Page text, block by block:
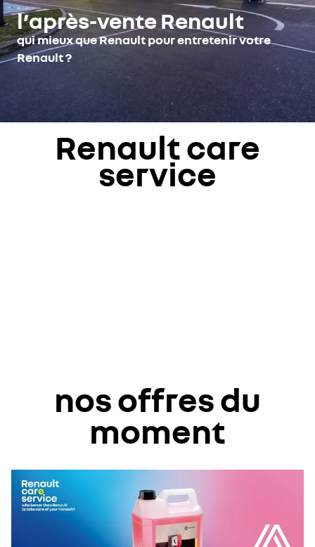
l’après-vente Renault
qui mieux que Renault pour entretenir votre
Renault ?
Renault care
service
nos offres du
moment